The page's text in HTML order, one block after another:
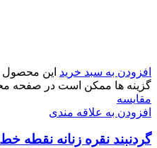
افزودن به سبد خرید این محصول
گزینه ها ممکن است در صفحه
مقایسه
افزودن به علاقه مندی
گردنبند نقره زنانه نقطه خط